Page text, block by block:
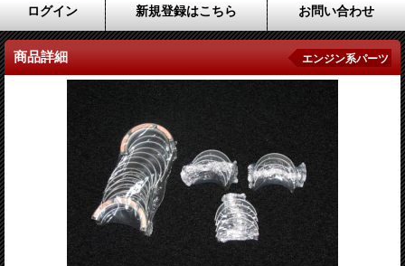
ログイン 新規登録はこちら お問い合わせ
商品詳細 エンジン系パーツ